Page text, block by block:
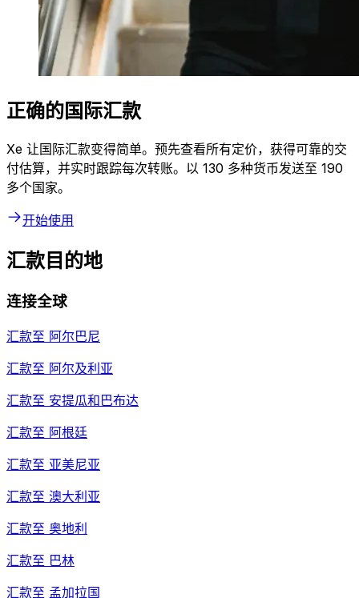
正确的国际汇款
Xe 让国际汇款变得简单。预先查看所有定价，获得可靠的交
付估算，并实时跟踪每次转账。以 130 多种货币发送至 190
多个国家。
开始使用
汇款目的地
连接全球
汇款至 阿尔巴尼
汇款至 阿尔及利亚
汇款至 安提瓜和巴布达
汇款至 阿根廷
汇款至 亚美尼亚
汇款至 澳大利亚
汇款至 奥地利
汇款至 巴林
汇款至 孟加拉国